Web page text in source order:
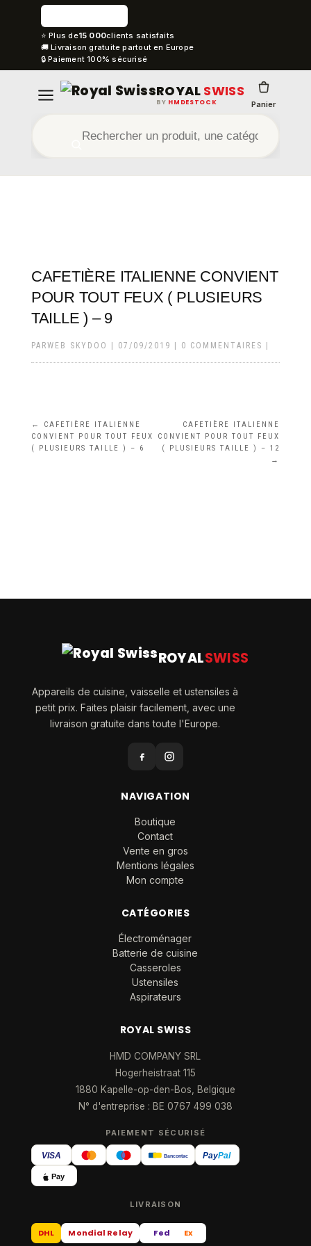
⭐ Plus de15 000clients satisfaits
🚚 Livraison gratuite partout en Europe
🔒 Paiement 100% sécurisé
ROYAL SWISS
BY HMDESTOCK Panier
CAFETIÈRE ITALIENNE CONVIENT
POUR TOUT FEUX ( PLUSIEURS
TAILLE ) – 9
PARWEB SKYDOO 07/09/2019 0 COMMENTAIRES
←
CAFETIÈRE ITALIENNE
CONVIENT POUR TOUT FEUX
( PLUSIEURS TAILLE ) – 6
CAFETIÈRE ITALIENNE
CONVIENT POUR TOUT FEUX
( PLUSIEURS TAILLE ) – 12
→
ROYALSWISS
Appareils de cuisine, vaisselle et ustensiles à
petit prix. Faites plaisir facilement, avec une
livraison gratuite dans toute l'Europe.
NAVIGATION
Boutique
Contact
Vente en gros
Mentions légales
Mon compte
CATÉGORIES
Électroménager
Batterie de cuisine
Casseroles
Ustensiles
Aspirateurs
ROYAL SWISS
HMD COMPANY SRL
Hogerheistraat 115
1880 Kapelle-op-den-Bos, Belgique
N° d'entreprise : BE 0767 499 038
PAIEMENT SÉCURISÉ
VISA Bancontact PayPal
Pay
LIVRAISON
DHL Mondial Relay Fed Ex